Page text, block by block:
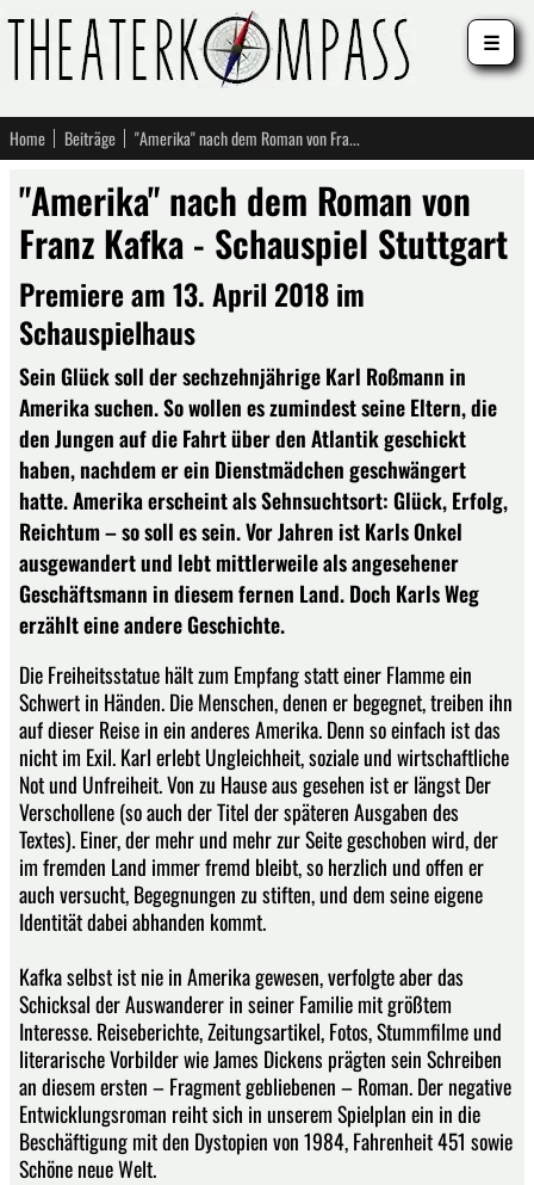
Home Beiträge "Amerika" nach dem Roman von Franz Kafka - Schauspiel Stuttgart
"Amerika" nach dem Roman von
Franz Kafka - Schauspiel Stuttgart
Premiere am 13. April 2018 im
Schauspielhaus
Sein Glück soll der sechzehnjährige Karl Roßmann in
Amerika suchen. So wollen es zumindest seine Eltern, die
den Jungen auf die Fahrt über den Atlantik geschickt
haben, nachdem er ein Dienstmädchen geschwängert
hatte. Amerika erscheint als Sehnsuchtsort: Glück, Erfolg,
Reichtum – so soll es sein. Vor Jahren ist Karls Onkel
ausgewandert und lebt mittlerweile als angesehener
Geschäftsmann in diesem fernen Land. Doch Karls Weg
erzählt eine andere Geschichte.
Die Freiheitsstatue hält zum Empfang statt einer Flamme ein
Schwert in Händen. Die Menschen, denen er begegnet, treiben ihn
auf dieser Reise in ein anderes Amerika. Denn so einfach ist das
nicht im Exil. Karl erlebt Ungleichheit, soziale und wirtschaftliche
Not und Unfreiheit. Von zu Hause aus gesehen ist er längst Der
Verschollene (so auch der Titel der späteren Ausgaben des
Textes). Einer, der mehr und mehr zur Seite geschoben wird, der
im fremden Land immer fremd bleibt, so herzlich und offen er
auch versucht, Begegnungen zu stiften, und dem seine eigene
Identität dabei abhanden kommt.
Kafka selbst ist nie in Amerika gewesen, verfolgte aber das
Schicksal der Auswanderer in seiner Familie mit größtem
Interesse. Reiseberichte, Zeitungsartikel, Fotos, Stummfilme und
literarische Vorbilder wie James Dickens prägten sein Schreiben
an diesem ersten – Fragment gebliebenen – Roman. Der negative
Entwicklungsroman reiht sich in unserem Spielplan ein in die
Beschäftigung mit den Dystopien von 1984, Fahrenheit 451 sowie
Schöne neue Welt.
☰